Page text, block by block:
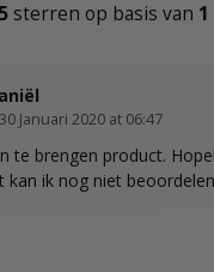
5 sterren op basis van 1
Januari 2020 at 06:47
te brengen product.
kan ik nog niet